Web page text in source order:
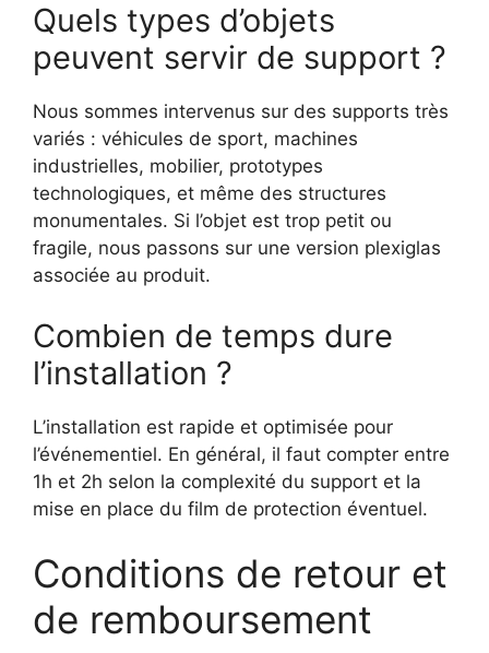
Quels types d’objets
peuvent servir de support ?
Nous sommes intervenus sur des supports très
variés : véhicules de sport, machines
industrielles, mobilier, prototypes
technologiques, et même des structures
monumentales. Si l’objet est trop petit ou
fragile, nous passons sur une version plexiglas
associée au produit.
Combien de temps dure
l’installation ?
L’installation est rapide et optimisée pour
l’événementiel. En général, il faut compter entre
1h et 2h selon la complexité du support et la
mise en place du film de protection éventuel.
Conditions de retour et
de remboursement